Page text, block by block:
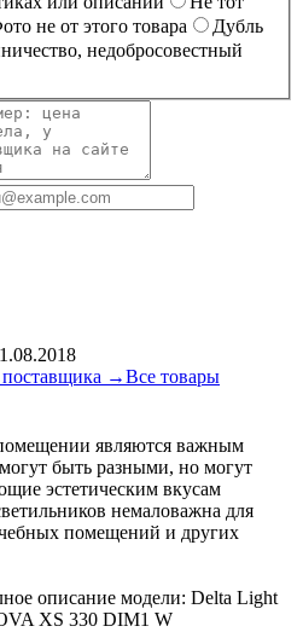
не от этого товара
Дубль
недобросовестный
→Все товары
являются важным
быть разными, но могут
эстетическим вкусам
немаловажна для
помещений и других
описание модели: Delta Light
XS 330 DIM1 W